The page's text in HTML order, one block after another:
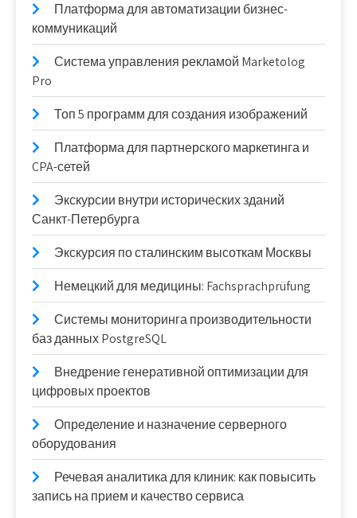
Платформа для автоматизации бизнес-
коммуникаций
Система управления рекламой Marketolog
Pro
Топ 5 программ для создания изображений
Платформа для партнерского маркетинга и
CPA-сетей
Экскурсии внутри исторических зданий
Санкт-Петербурга
Экскурсия по сталинским высоткам Москвы
Немецкий для медицины: Fachsprachprüfung
Системы мониторинга производительности
баз данных PostgreSQL
Внедрение генеративной оптимизации для
цифровых проектов
Определение и назначение серверного
оборудования
Речевая аналитика для клиник: как повысить
запись на прием и качество сервиса